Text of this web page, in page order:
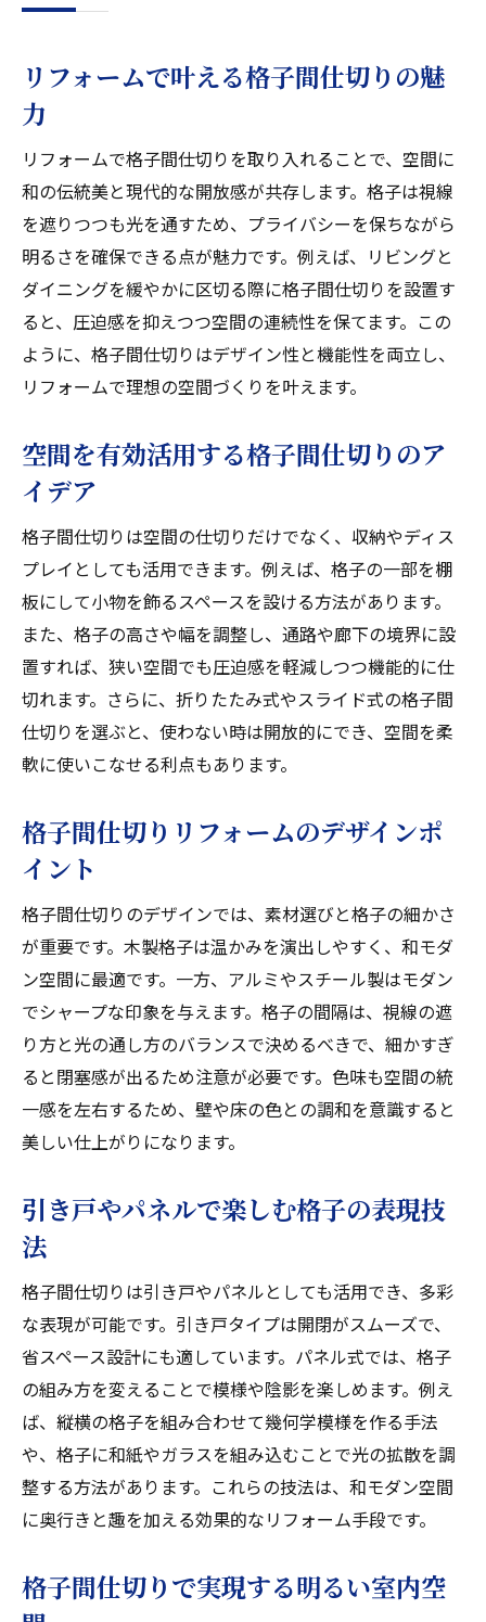
リフォームで叶える格子間仕切りの魅
力
リフォームで格子間仕切りを取り入れることで、空間に
和の伝統美と現代的な開放感が共存します。格子は視線
を遮りつつも光を通すため、プライバシーを保ちながら
明るさを確保できる点が魅力です。例えば、リビングと
ダイニングを緩やかに区切る際に格子間仕切りを設置す
ると、圧迫感を抑えつつ空間の連続性を保てます。この
ように、格子間仕切りはデザイン性と機能性を両立し、
リフォームで理想の空間づくりを叶えます。
空間を有効活用する格子間仕切りのア
イデア
格子間仕切りは空間の仕切りだけでなく、収納やディス
プレイとしても活用できます。例えば、格子の一部を棚
板にして小物を飾るスペースを設ける方法があります。
また、格子の高さや幅を調整し、通路や廊下の境界に設
置すれば、狭い空間でも圧迫感を軽減しつつ機能的に仕
切れます。さらに、折りたたみ式やスライド式の格子間
仕切りを選ぶと、使わない時は開放的にでき、空間を柔
軟に使いこなせる利点もあります。
格子間仕切りリフォームのデザインポ
イント
格子間仕切りのデザインでは、素材選びと格子の細かさ
が重要です。木製格子は温かみを演出しやすく、和モダ
ン空間に最適です。一方、アルミやスチール製はモダン
でシャープな印象を与えます。格子の間隔は、視線の遮
り方と光の通し方のバランスで決めるべきで、細かすぎ
ると閉塞感が出るため注意が必要です。色味も空間の統
一感を左右するため、壁や床の色との調和を意識すると
美しい仕上がりになります。
引き戸やパネルで楽しむ格子の表現技
法
格子間仕切りは引き戸やパネルとしても活用でき、多彩
な表現が可能です。引き戸タイプは開閉がスムーズで、
省スペース設計にも適しています。パネル式では、格子
の組み方を変えることで模様や陰影を楽しめます。例え
ば、縦横の格子を組み合わせて幾何学模様を作る手法
や、格子に和紙やガラスを組み込むことで光の拡散を調
整する方法があります。これらの技法は、和モダン空間
に奥行きと趣を加える効果的なリフォーム手段です。
格子間仕切りで実現する明るい室内空